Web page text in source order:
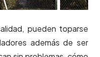
pueden toparse
además de ser